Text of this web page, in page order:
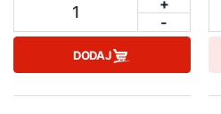
1
-
DODAJ